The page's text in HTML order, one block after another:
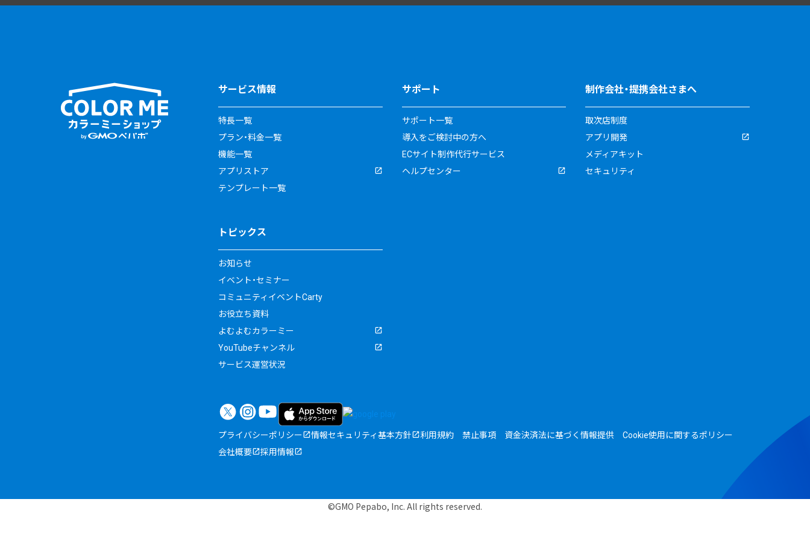
サービス情報
特長一覧
プラン・料金一覧
機能一覧
アプリストア
テンプレート一覧
サポート
サポート一覧
導入をご検討中の方へ
ECサイト制作代行サービス
ヘルプセンター
制作会社・提携会社さまへ
取次店制度
アプリ開発
メディアキット
セキュリティ
トピックス
お知らせ
イベント・セミナー
コミュニティイベントCarty
お役立ち資料
よむよむカラーミー
YouTubeチャンネル
サービス運営状況
プライバシーポリシー 情報セキュリティ基本方針 利用規約 禁止事項 資金決済法に基づく情報提供
Cookie使用に関するポリシー
会社概要
採用情報
©GMO Pepabo, Inc. All rights reserved.